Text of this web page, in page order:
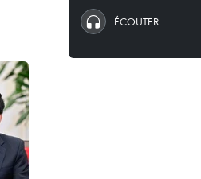
ÉCOUTER